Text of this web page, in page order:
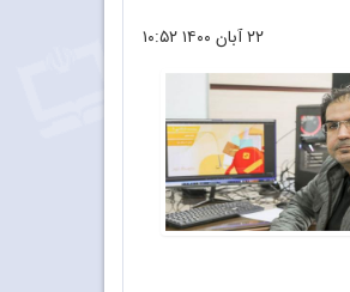
۲۲ آبان ۱۴۰۰ ۱۰:۵۲